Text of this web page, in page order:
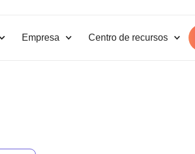
Empresa Centro de recursos